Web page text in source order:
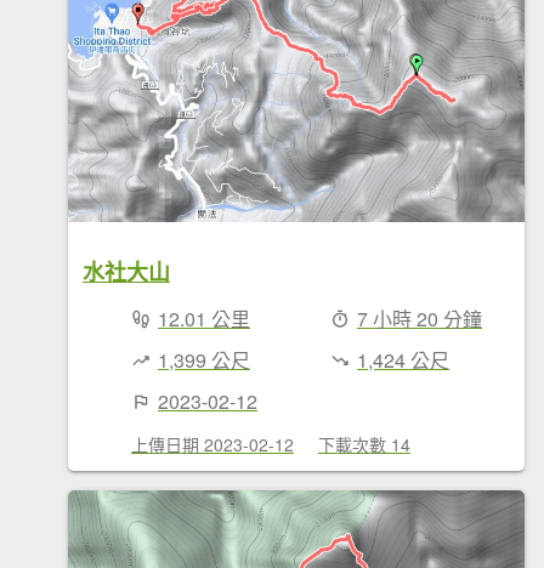
水社大山
12.01 公里
7 小時 20 分鐘
1,399 公尺
1,424 公尺
2023-02-12
上傳日期 2023-02-12 下載次數 14